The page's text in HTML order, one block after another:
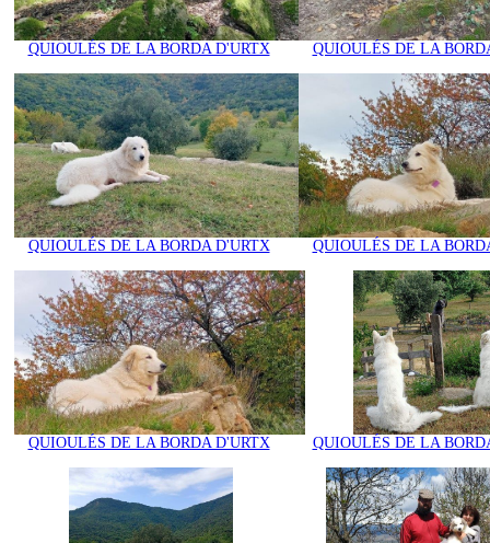
QUIOULÉS DE LA BORDA D'URTX QUIOULÉS DE LA
QUIOULÉS DE LA BORDA D'URTX QUIOULÉS DE LA
QUIOULÉS DE LA BORDA D'URTX QUIOULÉS DE LA